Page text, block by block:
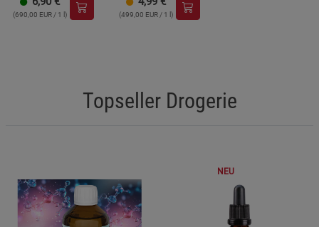
(690,00 EUR / 1 l) (499,00 EUR / 1 l)
Topseller Drogerie
NEU